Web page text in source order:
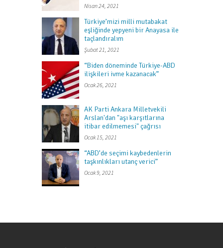
Nisan 24, 2021
Türkiye’mizi milli mutabakat
eşliğinde yepyeni bir Anayasa ile
taçlandıralım
Şubat 21, 2021
“Biden döneminde Türkiye-ABD
ilişkileri ivme kazanacak”
Ocak 26, 2021
AK Parti Ankara Milletvekili
Arslan'dan "aşı karşıtlarına
itibar edilmemesi" çağrısı
Ocak 15, 2021
“ABD’de seçimi kaybedenlerin
taşkınlıkları utanç verici”
Ocak 9, 2021